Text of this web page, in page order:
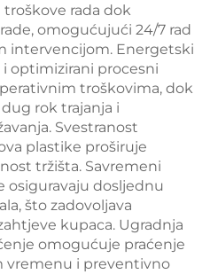
rada dok
omogućujući 24/7 rad
intervencijom. Energetski
optimizirani procesni
troškovima, dok
rok trajanja i
Svestranost
plastike proširuje
tržišta. Savremeni
osiguravaju dosljednu
što zadovoljava
kupaca. Ugradnja
omogućuje praćenje
vremenu i preventivno